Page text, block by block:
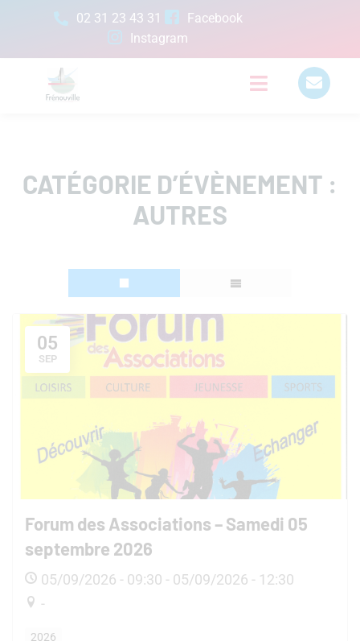
02 31 23 43 31
Facebook
Instagram
CATÉGORIE D’ÉVÈNEMENT :
AUTRES
05
SEP
Forum des Associations – Samedi 05
septembre 2026
05/09/2026 - 09:30 - 05/09/2026 - 12:30
-
2026